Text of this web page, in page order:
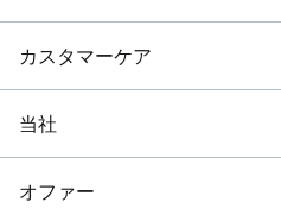
カスタマーケア
当社
オファー